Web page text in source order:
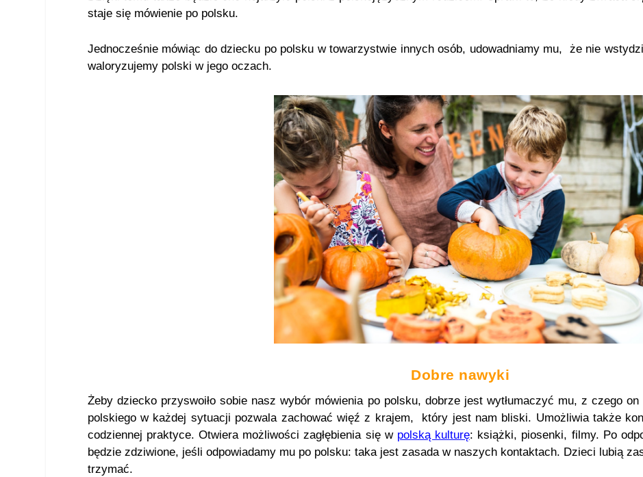
staje się mówienie po polsku.
Jednocześnie mówiąc do dziecku po polsku w towarzystwie innych osób, udowadniamy mu, że nie
waloryzujemy polski w jego oczach.
Dobre nawyki
Żeby dziecko przyswoiło sobie nasz wybór mówienia po polsku, dobrze jest wytłumaczyć mu, z czego
polskiego w każdej sytuacji pozwala zachować więź z krajem, który jest nam bliski. Umożliwia także
codziennej praktyce. Otwiera możliwości zagłębienia się w polską kulturę: książki, piosenki, filmy. Po
będzie zdziwione, jeśli odpowiadamy mu po polsku: taka jest zasada w naszych kontaktach. Dzieci lubią
trzymać.